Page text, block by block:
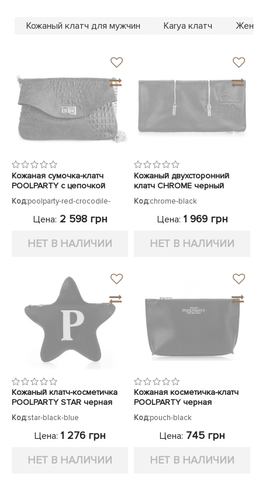
Показать все
Кожаный клатч для мужчин Karya клатч
Кожаная сумочка-клатч
POOLPARTY с цепочкой
красная
Код:poolparty-red-crocodile-
Цена: 2 598 грн
НЕТ В НАЛИЧИИ
Кожаный двухсторонний
клатч CHROME черный
Код:chrome-black
Цена: 1 969 грн
НЕТ В НАЛИЧИИ
Кожаный клатч-косметичка
POOLPARTY STAR черная
Код:star-black-blue
Цена: 1 276 грн
НЕТ В НАЛИЧИИ
Кожаная косметичка-клатч
POOLPARTY черная
Код:pouch-black
Цена: 745 грн
НЕТ В НАЛИЧИИ